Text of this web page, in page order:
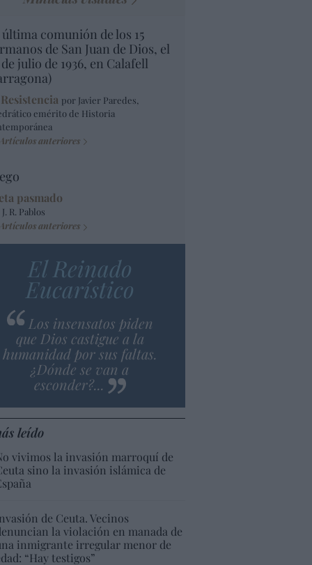
comunión de los 15
de San Juan de Dios, el
de julio de 1936, en Calafell
por Javier Paredes,
emérito de Historia
Artículos anteriores
pasmado
R. Pablos
Artículos anteriores
El Reinado
Eucarístico
Los insensatos piden
que Dios castigue a la
humanidad por sus faltas.
¿Dónde se van a
esconder?...
leído
vivimos la invasión marroquí de
sino la invasión islámica de
de Ceuta. Vecinos
la violación en manada de
inmigrante irregular menor de
“Hay testigos”